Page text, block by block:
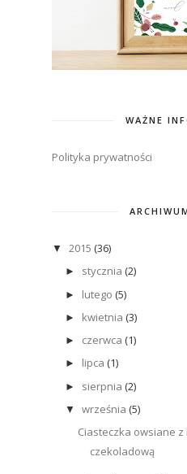
WAŻNE
Polityka prywatności
▼ 2015 (36)
► stycznia (2)
► lutego (5)
► kwietnia (3)
► czerwca (1)
► lipca (1)
► sierpnia (2)
▼ września (5)
Ciasteczka owsiane
czekoladową